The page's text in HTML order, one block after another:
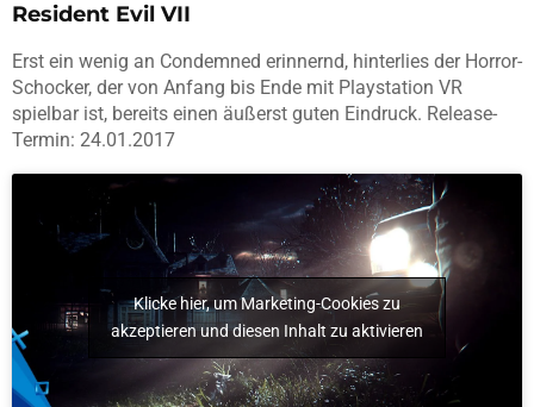
Resident Evil VII
Erst ein wenig an Condemned erinnernd, hinterlies der Horror-
Schocker, der von Anfang bis Ende mit Playstation VR
spielbar ist, bereits einen äußerst guten Eindruck. Release-
Termin: 24.01.2017
Klicke hier, um Marketing-Cookies zu
akzeptieren und diesen Inhalt zu aktivieren